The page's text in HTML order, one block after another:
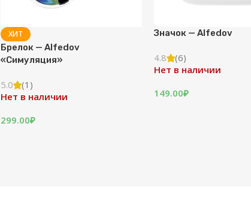
ХИТ
Брелок — Alfedov
«Симуляция»
5.0
(1)
Нет в наличии
299.00₽
Значок — Alfedov
4.8
(6)
Нет в наличии
149.00₽